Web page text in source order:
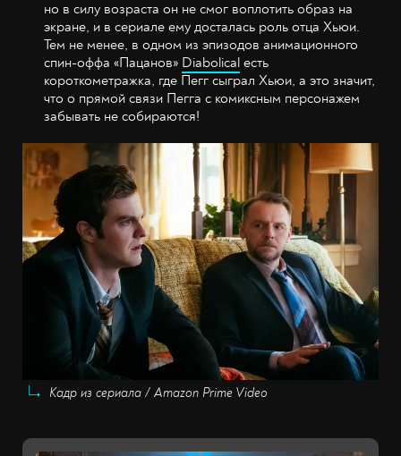
но в силу возраста он не смог воплотить образ на
экране, и в сериале ему досталась роль отца Хьюи.
Тем не менее, в одном из эпизодов анимационного
спин-оффа «Пацанов» Diabolical есть
короткометражка, где Пегг сыграл Хьюи, а это значит,
что о прямой связи Пегга с комиксным персонажем
забывать не собираются!
Кадр из сериала / Amazon Prime Video